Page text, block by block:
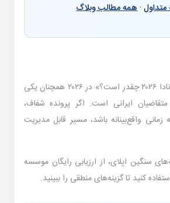
·همه مطالب وبلاگ
«تمکن مالی ویزای کانادا ۲۰۲۶ چقدر است؟» در ۲۰۲۶ همچنان یکی
ایرانی است. اگر پرونده شفاف،
واقع‌بینانه باشد، مسیر قابل مدیریت
سنگین اپلای، از ارزیابی رایگان موسسه
کنید تا گزینه‌های منطقی را ببینید.